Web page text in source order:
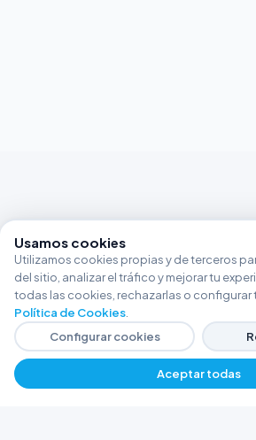
Usamos cookies
Utilizamos cookies propias y de terceros
del sitio, analizar el tráfico y mejorar tu
todas las cookies, rechazarlas o configurar
Política de Cookies
Configurar cookies
Aceptar todas